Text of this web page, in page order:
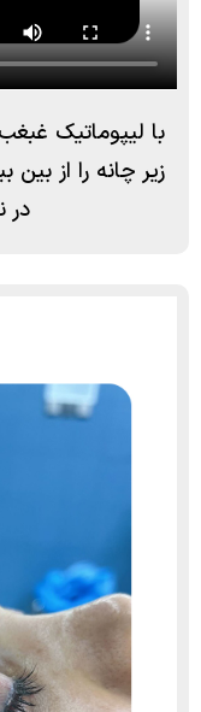
با لیپوماتیک
زیر چانه را از
در